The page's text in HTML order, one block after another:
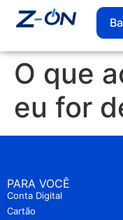
O que
eu for
PARA VOCÊ
Conta Digital
Cartão